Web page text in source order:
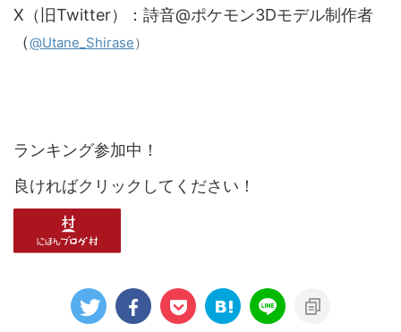
X（旧Twitter）：詩音@ポケモン3Dモデル制作者
（@Utane_Shirase）
ランキング参加中！
良ければクリックしてください！